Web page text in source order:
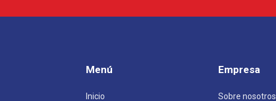
Menú
Inicio
Empresa
Sobre nosotros